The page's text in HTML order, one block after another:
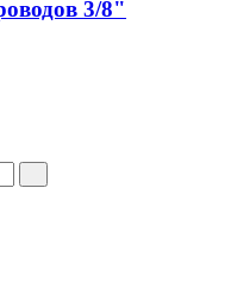
3/8"